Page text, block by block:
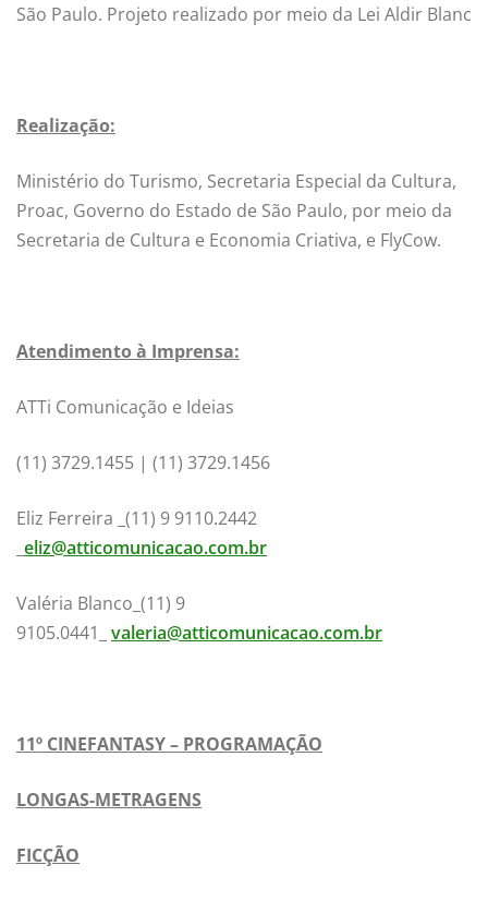
São Paulo. Projeto realizado por meio da Lei Aldir Blanc
Realização:
Ministério do Turismo, Secretaria Especial da Cultura,
Proac, Governo do Estado de São Paulo, por meio da
Secretaria de Cultura e Economia Criativa, e FlyCow.
Atendimento à Imprensa:
ATTi Comunicação e Ideias
(11) 3729.1455 | (11) 3729.1456
Eliz Ferreira _(11) 9 9110.2442
eliz@atticomunicacao.com.br
Valéria Blanco_(11) 9
9105.0441_ valeria@atticomunicacao.com.br
11º CINEFANTASY – PROGRAMAÇÃO
LONGAS-METRAGENS
FICÇÃO